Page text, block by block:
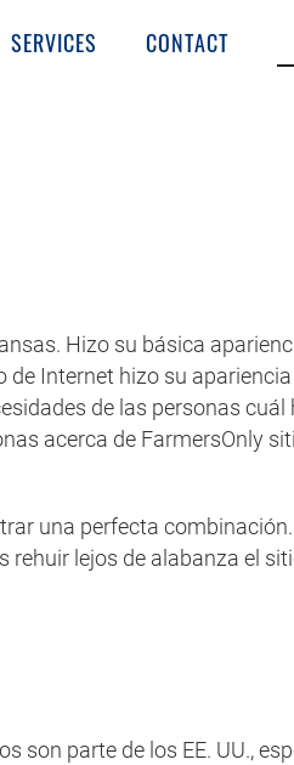
SERVICES CONTACT
Hizo su básica
de Internet hizo su
de las personas cuál
acerca de FarmersOnly
una perfecta
lejos de alabanza el
son parte de los EE. UU.,